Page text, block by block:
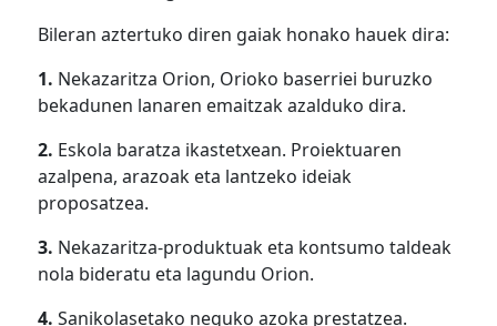
Bileran aztertuko diren gaiak honako hauek dira:
1. Nekazaritza Orion, Orioko baserriei buruzko
bekadunen lanaren emaitzak azalduko dira.
2. Eskola baratza ikastetxean. Proiektuaren
azalpena, arazoak eta lantzeko ideiak
proposatzea.
3. Nekazaritza-produktuak eta kontsumo taldeak
nola bideratu eta lagundu Orion.
4. Sanikolasetako neguko azoka prestatzea.